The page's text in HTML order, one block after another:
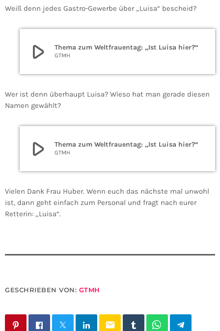
Weiß denn jedes Gastro-Gewerbe über „Luisa“ bescheid?
play_arrow Thema zum Weltfrauentag: „Ist Luisa hier?“
GTMH
Wer ist denn überhaupt Luisa? Wieso hat man gerade diesen
Namen gewählt?
play_arrow Thema zum Weltfrauentag: „Ist Luisa hier?“
GTMH
Vielen Dank Frau Huber. Wenn euch das nächste mal unwohl
ist, dann geht einfach zum Personal und fragt nach eurer
Retterin: „Luisa“.
GESCHRIEBEN VON: GTMH
email